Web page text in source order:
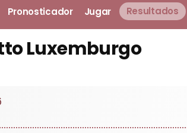
Pronosticador Jugar Resultados
Luxemburgo